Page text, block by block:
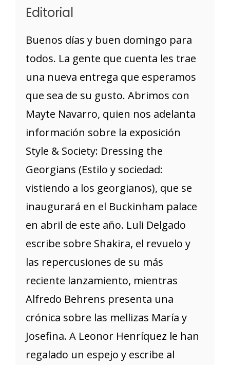
Editorial
Buenos días y buen domingo para
todos. La gente que cuenta les trae
una nueva entrega que esperamos
que sea de su gusto. Abrimos con
Mayte Navarro, quien nos adelanta
información sobre la exposición
Style & Society: Dressing the
Georgians (Estilo y sociedad:
vistiendo a los georgianos), que se
inaugurará en el Buckinham palace
en abril de este año. Luli Delgado
escribe sobre Shakira, el revuelo y
las repercusiones de su más
reciente lanzamiento, mientras
Alfredo Behrens presenta una
crónica sobre las mellizas María y
Josefina. A Leonor Henríquez le han
regalado un espejo y escribe al